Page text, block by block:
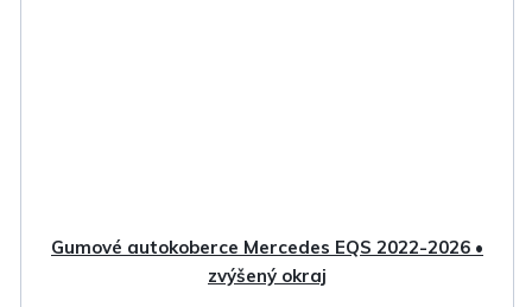
Gumové autokoberce Mercedes EQS 2022-2026 •
zvýšený okraj